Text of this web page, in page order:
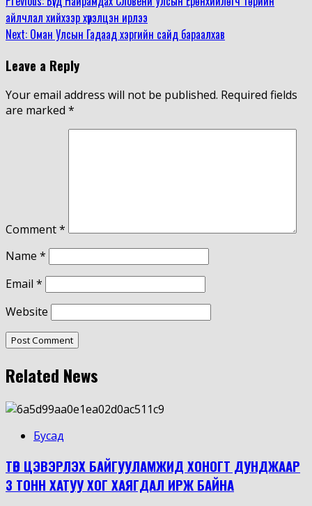
Reading
айлчлал хийхээр хүрэлцэн ирлээ
Next: Оман Улсын Гадаад хэргийн сайд бараалхав
Leave a Reply
Your email address will not be published. Required fields
are marked *
Comment*
Name *
Email *
Website
Related News
Бусад
ТӨВ ЦЭВЭРЛЭХ БАЙГУУЛАМЖИД ХОНОГТ ДУНДЖААР
3 ТОНН ХАТУУ ХОГ ХАЯГДАЛ ИРЖ БАЙНА